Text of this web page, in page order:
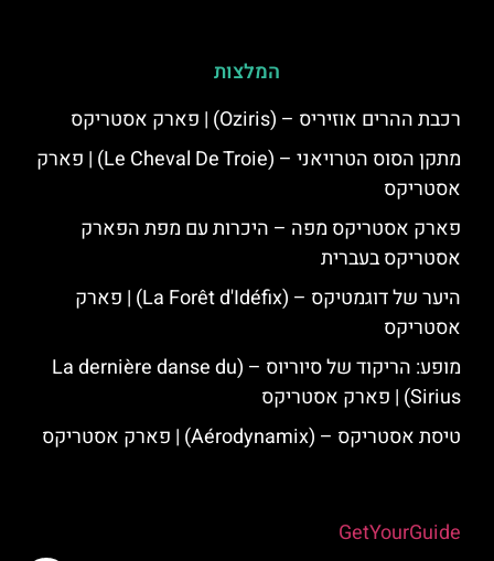
המלצות
רכבת ההרים אוזיריס – (Oziris) | פארק אסטריקס
מתקן הסוס הטרויאני – (Le Cheval De Troie) | פארק
אסטריקס
פארק אסטריקס מפה – היכרות עם מפת הפארק
אסטריקס בעברית
היער של דוגמטיקס – (La Forêt d'Idéfix) | פארק
אסטריקס
מופע: הריקוד של סיוריוס – (La dernière danse du
Sirius) | פארק אסטריקס
טיסת אסטריקס – (Aérodynamix) | פארק אסטריקס
GetYourGuide